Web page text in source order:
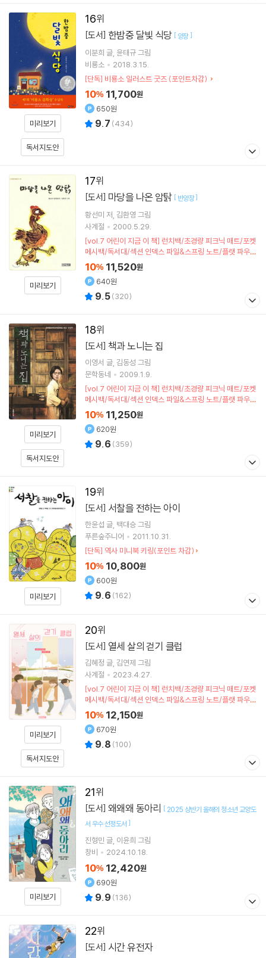
16
미리보기
독서지도안
[도서] 한밤중 달빛 식당 [ 양장]
이분희 글 윤태규그림
비룡소
2018.3.15.
[단독] 비룡소 일러스트 굿즈 (포인트차감)
10% 11,700원
650원
9.7 (434)
17
미리보기
[도서] 마당을 나온 암탉 [ 반양장]
황선미 저 김환영 그림
사계절
2000.5.29.
[vol.7 어린이 지금 이 책] 런치백/초경량 피크닉 매트/포켓
메시백/독서대/섹션 인덱스 파일&스프링 노트/플랫 파우치
(포인트차감)
10% 11,520원
640원
9.5(320)
18
미리보기
독서지도안
[도서] 책과 노니는 집
이영서 글 김동성 그림
문학동네
2009.1.9.
[vol.7 어린이 지금 이 책] 런치백/초경량 피크닉 매트/포켓
메시백/독서대/섹션 인덱스 파일&스프링 노트/플랫 파우치
(포인트차감)
10% 11,250원
620원
9.6 (359)
19
미리보기
[도서] 서찰을 전하는 아이
한윤섭 글 백대승그림
푸른숲주니어
2011.10.31.
[단독] 역사 미니북 키링(포인트 차감)
10% 10,800원
600원
9.6 (162)
20
미리보기
독서지도안
[도서] 열세 살의 걷기 클럽
김혜정 글 김연제 그림
사계절
2023.4.27.
[vol.7 어린이 지금 이 책] 런치백/초경량 피크닉 매트/포켓
메시백/독서대/섹션 인덱스 파일&스프링 노트/플랫 파우치
(포인트차감)
10% 12,150원
670원
9.8 (100)
21
미리보기
[도서] 왜왜왜 동아리 [ 2025 상반기 올해의 청소년 교양도
서 우수 선정도서 ]
진형민 글 이윤희 그림
창비
2024.10.18.
10% 12,420원
690원
9.9 (136)
22
[도서] 시간 유전자